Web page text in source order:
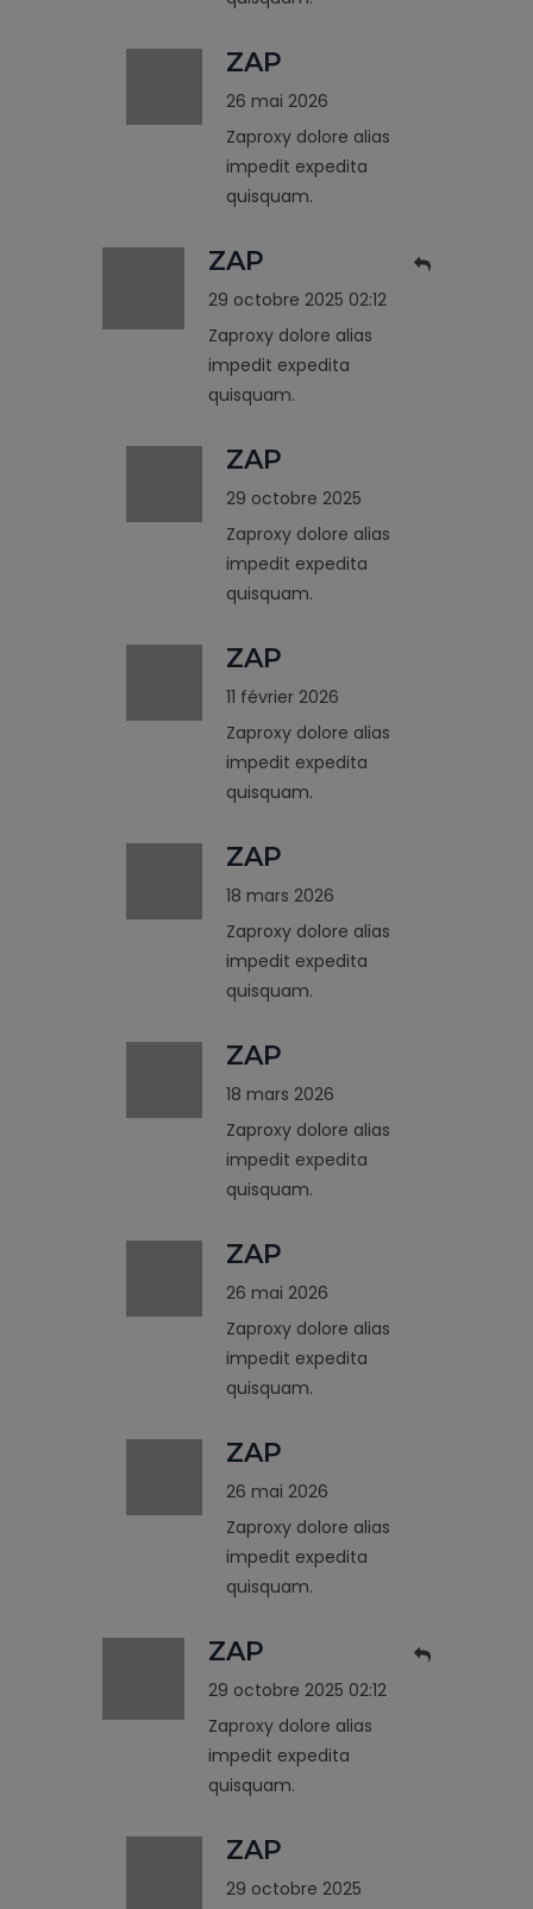
ZAP
26 mai 2026
Zaproxy dolore alias
impedit expedita
quisquam.
ZAP
29 octobre 2025 02:12
Zaproxy dolore alias
impedit expedita
quisquam.
ZAP
29 octobre 2025
Zaproxy dolore alias
impedit expedita
quisquam.
ZAP
11 février 2026
Zaproxy dolore alias
impedit expedita
quisquam.
ZAP
18 mars 2026
Zaproxy dolore alias
impedit expedita
quisquam.
ZAP
18 mars 2026
Zaproxy dolore alias
impedit expedita
quisquam.
ZAP
26 mai 2026
Zaproxy dolore alias
impedit expedita
quisquam.
ZAP
26 mai 2026
Zaproxy dolore alias
impedit expedita
quisquam.
ZAP
29 octobre 2025 02:12
Zaproxy dolore alias
impedit expedita
quisquam.
ZAP
29 octobre 2025